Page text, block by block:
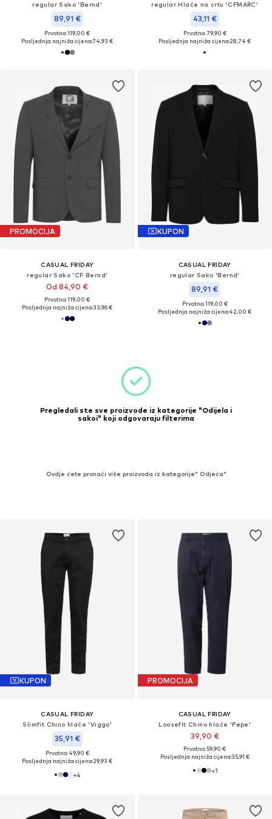
regular Sako 'Bernd'
89,91 €
Prvotno: 119,00 €
Posljednja najniža cijena:74,93 €
regular Hlače na crtu 'CFMARC'
43,11 €
Prvotno: 79,90 €
Posljednja najniža cijena:28,74 €
PROMOCIJA
CASUAL FRIDAY
regular Sako 'CF Bernd'
Od 84,90 €
Prvotno: 119,00 €
Posljednja najniža cijena:33,96 €
KUPON
CASUAL FRIDAY
regular Sako 'Bernd'
89,91 €
Prvotno: 119,00 €
Posljednja najniža cijena:42,00 €
Pregledali ste sve proizvode iz kategorije "Odijela i
sakoi" koji odgovaraju filterima
Ovdje ćete pronaći više proizvoda iz kategorije" Odjeća"
KUPON
CASUAL FRIDAY
Slimfit Chino hlače 'Viggo'
35,91 €
Prvotno: 49,90 €
Posljednja najniža cijena:29,93 €
+4
PROMOCIJA
CASUAL FRIDAY
Loosefit Chino hlače 'Pepe'
39,90 €
Prvotno: 59,90 €
Posljednja najniža cijena:35,91 €
+1